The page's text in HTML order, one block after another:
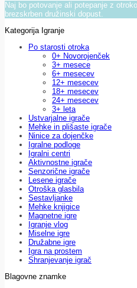
Naj bo potovanje ali potepanje z
brezskrben družinski dopust.
Kategorija Igranje
Po starosti otroka
0+ Novorojenček
3+ mesece
6+ mesecev
12+ mesecev
18+ mesecev
24+ mesecev
3+ leta
Ustvarjalne igrače
Mehke in plišaste igrače
Ninice za dojenčke
Igralne podloge
Igralni centri
Aktivnostne igrače
Senzorične igrače
Lesene igrače
Otroška glasbila
Sestavljanke
Mehke knjigice
Magnetne igre
Igranje vlog
Miselne igre
Družabne igre
Igra na prostem
Shranjevanje igrač
Blagovne znamke